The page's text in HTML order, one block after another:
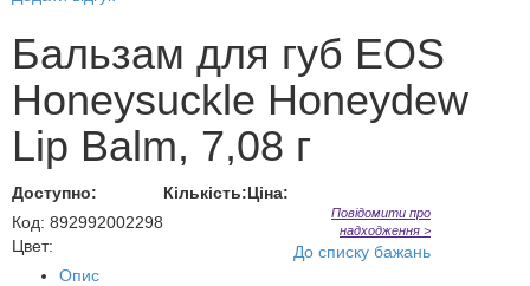
Бальзам для губ EOS
Honeysuckle Honeydew
Lip Balm, 7,08 г
Доступно: Кількість:Ціна:
Код: 892992002298
Цвет:
Повідомити про
надходження >
До списку бажань
Опис